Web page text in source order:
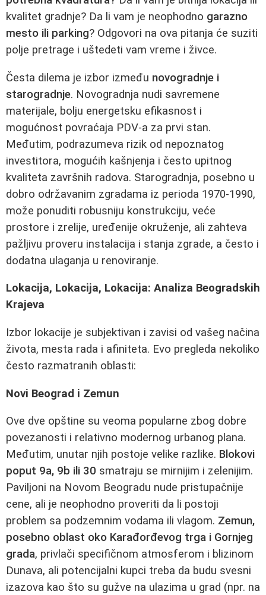
kvalitet gradnje? Da li vam je neophodno garazno
mesto ili parking? Odgovori na ova pitanja će suziti
polje pretrage i uštedeti vam vreme i živce.
Česta dilema je izbor između novogradnje i
starogradnje. Novogradnja nudi savremene
materijale, bolju energetsku efikasnost i
mogućnost povraćaja PDV-a za prvi stan.
Međutim, podrazumeva rizik od nepoznatog
investitora, mogućih kašnjenja i često upitnog
kvaliteta završnih radova. Starogradnja, posebno u
dobro održavanim zgradama iz perioda 1970-1990,
može ponuditi robusniju konstrukciju, veće
prostore i zrelije, uređenije okruženje, ali zahteva
pažljivu proveru instalacija i stanja zgrade, a često i
dodatna ulaganja u renoviranje.
Lokacija, Lokacija, Lokacija: Analiza Beogradskih
Krajeva
Izbor lokacije je subjektivan i zavisi od vašeg načina
života, mesta rada i afiniteta. Evo pregleda nekoliko
često razmatranih oblasti:
Novi Beograd i Zemun
Ove dve opštine su veoma popularne zbog dobre
povezanosti i relativno modernog urbanog plana.
Međutim, unutar njih postoje velike razlike. Blokovi
poput 9a, 9b ili 30 smatraju se mirnijim i zelenijim.
Paviljoni na Novom Beogradu nude pristupačnije
cene, ali je neophodno proveriti da li postoji
problem sa podzemnim vodama ili vlagom. Zemun,
posebno oblast oko Karađorđevog trga i Gornjeg
grada, privlači specifičnom atmosferom i blizinom
Dunava, ali potencijalni kupci treba da budu svesni
izazova kao što su gužve na ulazima u grad (npr. na